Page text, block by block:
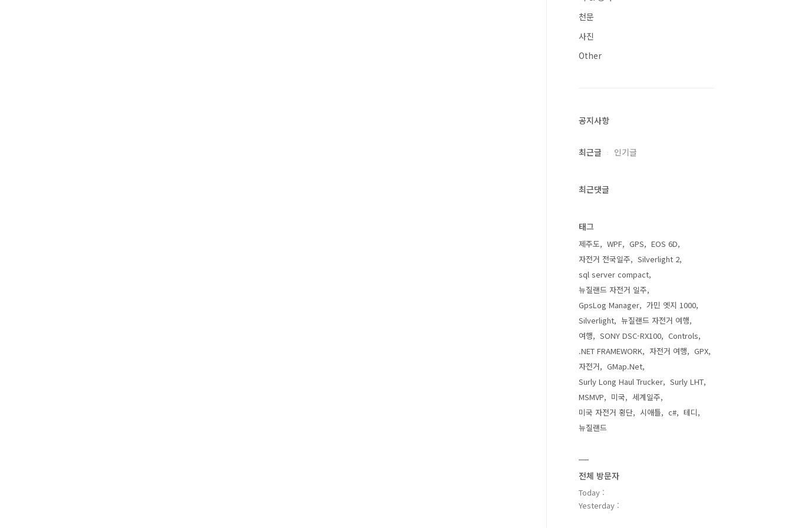
천문
사진
Other
공지사항
최근글 인기글
최근댓글
태그
제주도 WPF GPS
EOS 6D
자전거 전국일주
Silverlight 2
sql server compact
뉴질랜드 자전거 일주
GpsLog Manager
가민 엣지 1000
Silverlight
뉴질랜드 자전거 여행
여행
SONY DSC-RX100
Controls
.NET FRAMEWORK
자전거 여행
GPX
자전거
GMap.Net
Surly Long Haul Trucker
Surly LHT
MSMVP
미국
세계일주
미국 자전거 횡단
시애틀 c#
테디
뉴질랜드
전체 방문자
Today :
Yesterday :